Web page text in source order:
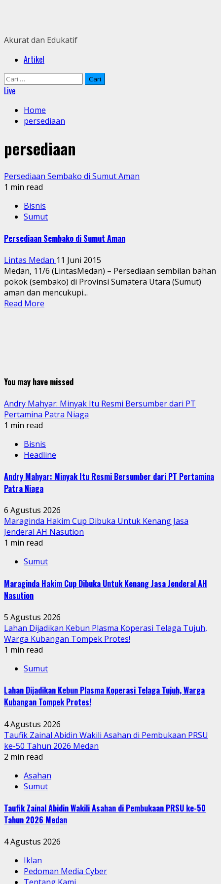
Akurat dan Edukatif
PrimaryArtikel
Cari
untuk:
Live
Home
persediaan
persediaan
Persediaan Sembako di Sumut Aman
1 min read
Bisnis
Sumut
Persediaan Sembako di Sumut Aman
Lintas Medan 11 Juni 2015
Medan, 11/6 (LintasMedan) – Persediaan sembilan bahan
pokok (sembako) di Provinsi Sumatera Utara (Sumut)
aman dan mencukupi...
Read More
You may have missed
Andry Mahyar: Minyak Itu Resmi Bersumber dari PT
Pertamina Patra Niaga
1 min read
Bisnis
Headline
Andry Mahyar: Minyak Itu Resmi Bersumber dari PT Pertamina
Patra Niaga
6 Agustus 2026
Maraginda Hakim Cup Dibuka Untuk Kenang Jasa
Jenderal AH Nasution
1 min read
Sumut
Maraginda Hakim Cup Dibuka Untuk Kenang Jasa Jenderal AH
Nasution
5 Agustus 2026
Lahan Dijadikan Kebun Plasma Koperasi Telaga Tujuh,
Warga Kubangan Tompek Protes!
1 min read
Sumut
Lahan Dijadikan Kebun Plasma Koperasi Telaga Tujuh, Warga
Kubangan Tompek Protes!
4 Agustus 2026
Taufik Zainal Abidin Wakili Asahan di Pembukaan PRSU
ke-50 Tahun 2026 Medan
2 min read
Asahan
Sumut
Taufik Zainal Abidin Wakili Asahan di Pembukaan PRSU ke-50
Tahun 2026 Medan
4 Agustus 2026
Iklan
Pedoman Media Cyber